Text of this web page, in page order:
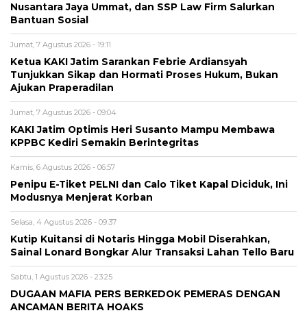
Nusantara Jaya Ummat, dan SSP Law Firm Salurkan
Bantuan Sosial
Jumat, 7 Agustus 2026 - 19:11
Ketua KAKI Jatim Sarankan Febrie Ardiansyah
Tunjukkan Sikap dan Hormati Proses Hukum, Bukan
Ajukan Praperadilan
Jumat, 7 Agustus 2026 - 09:04
KAKI Jatim Optimis Heri Susanto Mampu Membawa
KPPBC Kediri Semakin Berintegritas
Kamis, 6 Agustus 2026 - 06:57
Penipu E-Tiket PELNI dan Calo Tiket Kapal Diciduk, Ini
Modusnya Menjerat Korban
Selasa, 4 Agustus 2026 - 09:37
Kutip Kuitansi di Notaris Hingga Mobil Diserahkan,
Sainal Lonard Bongkar Alur Transaksi Lahan Tello Baru
Sabtu, 1 Agustus 2026 - 23:25
DUGAAN MAFIA PERS BERKEDOK PEMERAS DENGAN
ANCAMAN BERITA HOAKS